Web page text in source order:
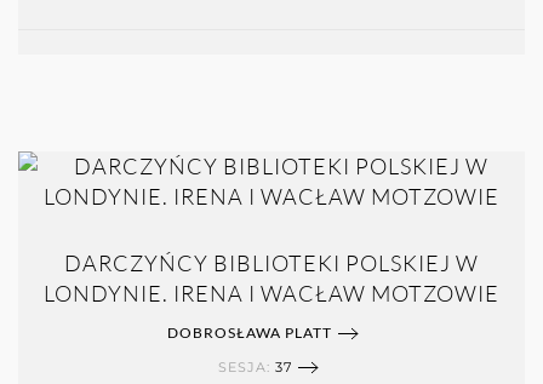
DARCZYŃCY BIBLIOTEKI POLSKIEJ W
LONDYNIE. IRENA I WACŁAW MOTZOWIE
DOBROSŁAWA PLATT
SESJA: 37